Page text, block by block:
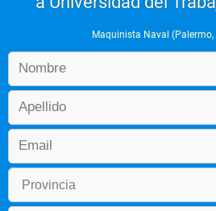
Maquinista Naval